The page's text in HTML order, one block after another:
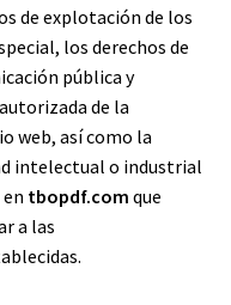
de explotación de los
los derechos de
pública y
de la
web, así como la
intelectual o industrial
tbopdf.com que
a las